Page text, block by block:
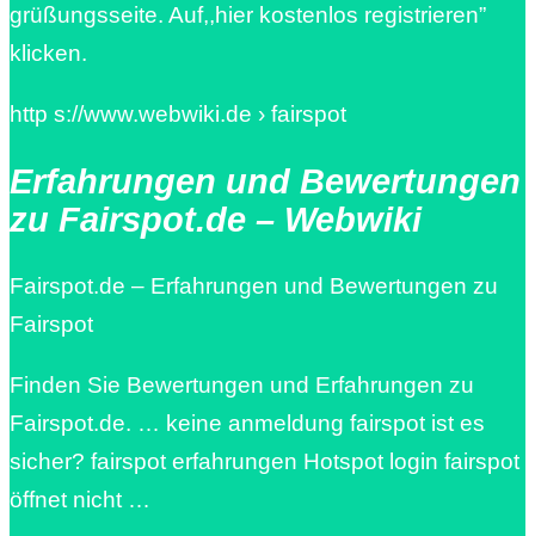
grüßungsseite. Auf,,hier kostenlos registrieren”
klicken.
http s://www.webwiki.de › fairspot
Erfahrungen und Bewertungen
zu Fairspot.de – Webwiki
Fairspot.de – Erfahrungen und Bewertungen zu
Fairspot
Finden Sie Bewertungen und Erfahrungen zu
Fairspot.de. … keine anmeldung fairspot ist es
sicher? fairspot erfahrungen Hotspot login fairspot
öffnet nicht …